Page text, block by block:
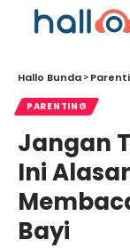
Hallo Bunda >
PARENTING
Jangan
Ini
Bayi